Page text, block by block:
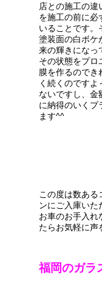
店との施工の違
を施工の前に必
いることです。
塗装面の白ボケ
来の輝きになっ
その状態をプロ
膜を作るのでき
く続くのです
ないですし、金
に納得のいくプ
ます^^
この度は数ある
ンにご入庫いた
お車のお手入れ
たらお気軽に声
福岡のガラ